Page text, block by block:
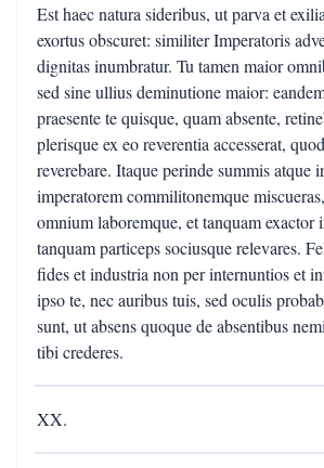
Est haec natura sideribus, ut parva et
exortus obscuret: similiter Imperatoris
dignitas inumbratur. Tu tamen maior
sed sine ullius deminutione maior:
praesente te quisque, quam absente,
plerisque ex eo reverentia accesserat,
reverebare. Itaque perinde summis atque
imperatorem commilitonemque
omnium laboremque, et tanquam exactor
tanquam particeps sociusque relevares.
fides et industria non per internuntios et
ipso te, nec auribus tuis, sed oculis
sunt, ut absens quoque de absentibus
tibi crederes.
XX.